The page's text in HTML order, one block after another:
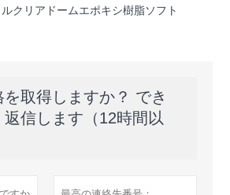
クリアドームエポキシ樹脂ソフト
取得しますか？ でき
返信します（12時間以